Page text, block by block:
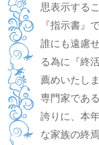
思表示する
『指示書』
誰にも遠慮
る為に『終
薦めいたしま
専門家であ
誇りに、本
な家族の終